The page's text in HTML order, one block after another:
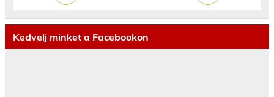
Kedvelj minket a Facebookon